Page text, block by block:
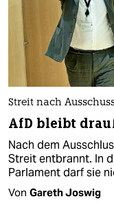
Streit nach
AfD bleibt
Nach dem
Streit entbrannt. In
Parlament darf sie
Von Gareth Joswig